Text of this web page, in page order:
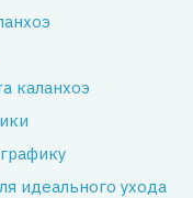
каланхоэ
идеального ухода